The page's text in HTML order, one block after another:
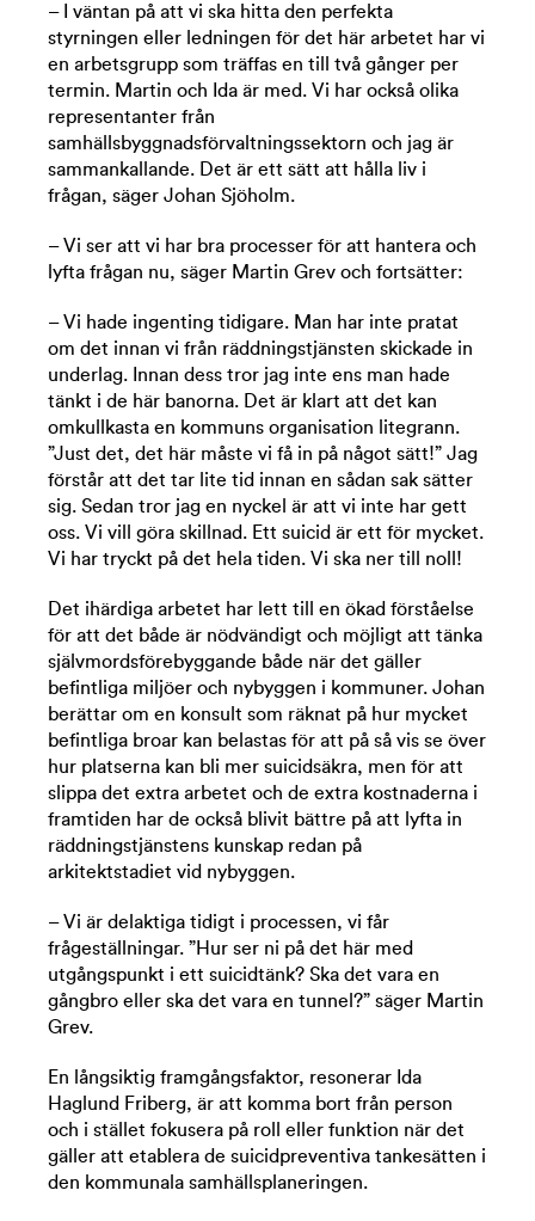
– I väntan på att vi ska hitta den perfekta
styrningen eller ledningen för det här arbetet har vi
en arbetsgrupp som träffas en till två gånger per
termin. Martin och Ida är med. Vi har också olika
representanter från
samhällsbyggnadsförvaltningssektorn och jag är
sammankallande. Det är ett sätt att hålla liv i
frågan, säger Johan Sjöholm.
– Vi ser att vi har bra processer för att hantera och
lyfta frågan nu, säger Martin Grev och fortsätter:
– Vi hade ingenting tidigare. Man har inte pratat
om det innan vi från räddningstjänsten skickade in
underlag. Innan dess tror jag inte ens man hade
tänkt i de här banorna. Det är klart att det kan
omkullkasta en kommuns organisation litegrann.
”Just det, det här måste vi få in på något sätt!” Jag
förstår att det tar lite tid innan en sådan sak sätter
sig. Sedan tror jag en nyckel är att vi inte har gett
oss. Vi vill göra skillnad. Ett suicid är ett för mycket.
Vi har tryckt på det hela tiden. Vi ska ner till noll!
Det ihärdiga arbetet har lett till en ökad förståelse
för att det både är nödvändigt och möjligt att tänka
självmordsförebyggande både när det gäller
befintliga miljöer och nybyggen i kommuner. Johan
berättar om en konsult som räknat på hur mycket
befintliga broar kan belastas för att på så vis se över
hur platserna kan bli mer suicidsäkra, men för att
slippa det extra arbetet och de extra kostnaderna i
framtiden har de också blivit bättre på att lyfta in
räddningstjänstens kunskap redan på
arkitektstadiet vid nybyggen.
– Vi är delaktiga tidigt i processen, vi får
frågeställningar. ”Hur ser ni på det här med
utgångspunkt i ett suicidtänk? Ska det vara en
gångbro eller ska det vara en tunnel?” säger Martin
Grev.
En långsiktig framgångsfaktor, resonerar Ida
Haglund Friberg, är att komma bort från person
och i stället fokusera på roll eller funktion när det
gäller att etablera de suicidpreventiva tankesätten i
den kommunala samhällsplaneringen.